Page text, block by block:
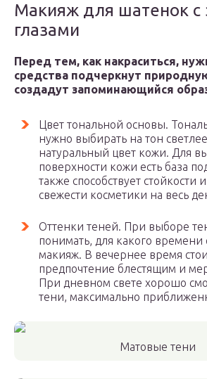
Макияж для шатенок с
глазами
Перед тем, как накраситься,
средства подчеркнут
создадут запоминающийся
Цвет тональной основы.
нужно выбирать на тон
натуральный цвет кожи. Для
поверхности кожи есть база
также способствует стойкости
свежести косметики на весь
Оттенки теней. При выборе
понимать, для какого времени
макияж. В вечернее время
предпочтение блестящим и
При дневном свете хорошо
тени, максимально
Матовые тени